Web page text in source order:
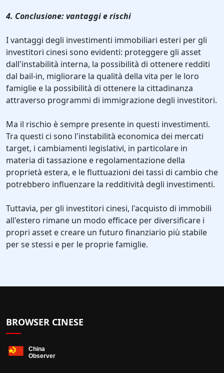
4. Conclusione: vantaggi e rischi
I vantaggi degli investimenti immobiliari esteri per gli
investitori cinesi sono evidenti: proteggere gli asset
dall'instabilità interna, la possibilità di ottenere redditi
dal bail-in, migliorare la qualità della vita per le loro
famiglie e la possibilità di ottenere la cittadinanza
attraverso programmi di immigrazione degli investitori.
Ma il rischio è sempre presente in questi investimenti.
Tra questi ci sono l'instabilità economica dei mercati
target, i cambiamenti legislativi, in particolare in
materia di tassazione e regolamentazione della
proprietà estera, e le fluttuazioni dei tassi di cambio che
potrebbero influenzare la redditività degli investimenti.
Tuttavia, per gli investitori cinesi, l'acquisto di immobili
all'estero rimane un modo efficace per diversificare i
propri asset e creare un futuro finanziario più stabile
per se stessi e per le proprie famiglie.
BROWSER CINESE